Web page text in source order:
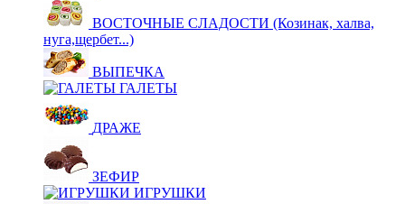
ВОСТОЧНЫЕ СЛАДОСТИ (Козинак, халва,
нуга,щербет...)
ВЫПЕЧКА
ГАЛЕТЫ
ДРАЖЕ
ЗЕФИР
ИГРУШКИ